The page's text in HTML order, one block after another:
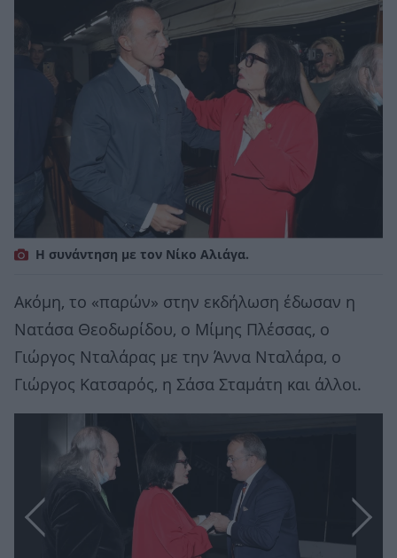
Η συνάντηση με τον Νίκο Αλιάγα.
Ακόμη, το «παρών» στην εκδήλωση έδωσαν η
Νατάσα Θεοδωρίδου, ο Μίμης Πλέσσας, ο
Γιώργος Νταλάρας με την Άννα Νταλάρα, ο
Γιώργος Κατσαρός, η Σάσα Σταμάτη και άλλοι.